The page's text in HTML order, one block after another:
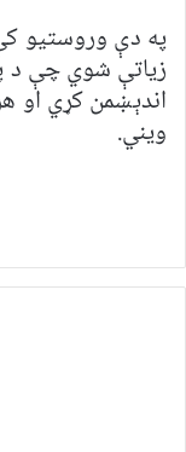
په دې وروستیو
زیاتې شوي چې د
اندېښمن کړي او
ویني.